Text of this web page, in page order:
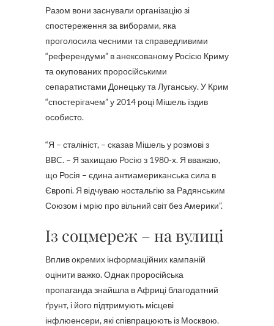
Разом вони заснували організацію зі
спостереження за виборами, яка
проголосила чесними та справедливими
“референдуми” в анексованому Росією Криму
та окупованих проросійськими
сепаратистами Донецьку та Луганську. У Крим
“спостерігачем” у 2014 році Мішель їздив
особисто.
“Я – сталініст, – сказав Мішель у розмові з
BBC. – Я захищаю Росію з 1980-х. Я вважаю,
що Росія – єдина антиамериканська сила в
Європі. Я відчуваю ностальгію за Радянським
Союзом і мрію про вільний світ без Америки”.
Із соцмереж – на вулиці
Вплив окремих інформаційних кампаній
оцінити важко. Однак проросійська
пропаганда знайшла в Африці благодатний
ґрунт, і його підтримують місцеві
інфлюенсери, які співпрацюють із Москвою.